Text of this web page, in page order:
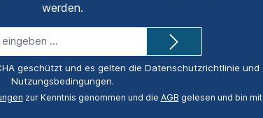
werden.
Mail-
Adresse*
geschützt und es gelten die Datenschutzrichtlinie und
Nutzungsbedingungen.
zur Kenntnis genommen und die AGB gelesen und bin mit